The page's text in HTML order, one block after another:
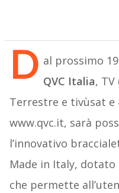
D al prossimo
QVC Italia, TV
Terrestre e tivùsat e
www.qvc.it, sarà
l’innovativo
Made in Italy, dotato
che permette